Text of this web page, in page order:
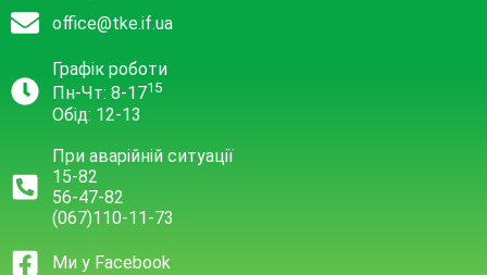
office@tke.if.ua
Графік роботи
Пн-Чт: 8-1715
Обід: 12-13
При аварійній ситуації
15-82
56-47-82
(067)110-11-73
Ми у Facebook